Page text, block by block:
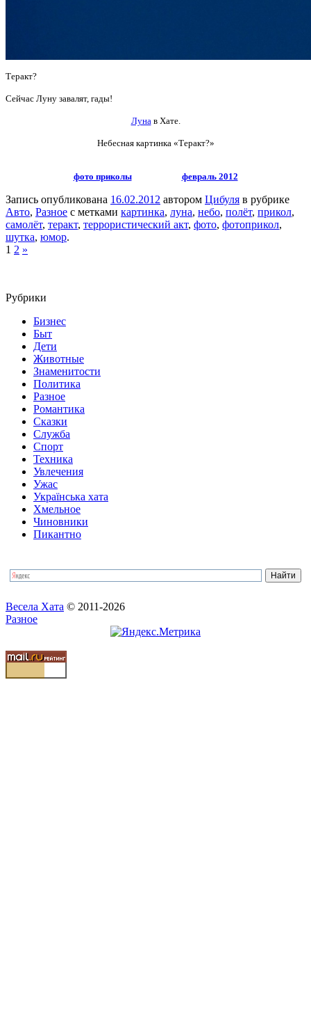
Теракт?
Сейчас Луну завалят, гады!
Луна в Хате.
Небесная картинка «Теракт?»
фото приколы февраль 2012
Запись опубликована 16.02.2012 автором Цибуля в рубрике
Авто, Разное с метками картинка, луна, небо, полёт, прикол,
самолёт, теракт, террористический акт, фото, фотоприкол,
шутка, юмор.
1 2 »
Рубрики
Бизнес
Быт
Дети
Животные
Знаменитости
Политика
Разное
Романтика
Сказки
Служба
Спорт
Техника
Увлечения
Ужас
Українська хата
Хмельное
Чиновники
Пикантно
Весела Хата © 2011-2026
Разное